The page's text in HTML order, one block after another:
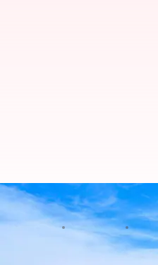
इटली:
अंजली Nov 22, 2024 10:55